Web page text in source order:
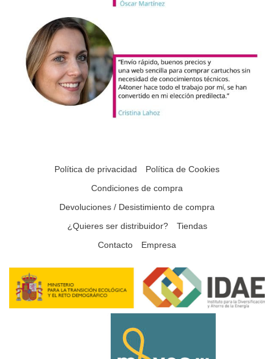
Política de privacidad
Política de Cookies
Condiciones de compra
Devoluciones / Desistimiento de compra
¿Quieres ser distribuidor?
Tiendas
Contacto
Empresa